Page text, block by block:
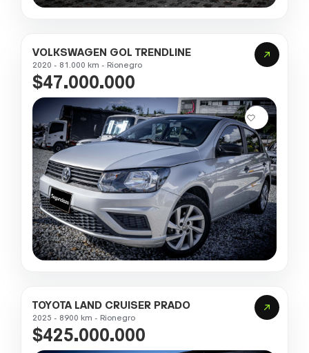
VOLKSWAGEN GOL TRENDLINE
2020 - 81.000 km - Rionegro
$47.000.000
TOYOTA LAND CRUISER PRADO
2025 - 8900 km - Rionegro
$425.000.000